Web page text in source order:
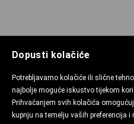
Dopusti kolačiće
Potrebljavamo kolačiće ili slične
najbolje moguće iskustvo tijekom
Prihvaćanjem svih kolačića
kupnju na temelju vaših preferencija